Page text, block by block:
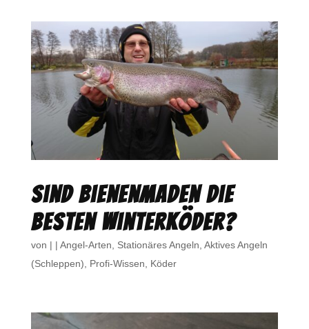
Sind Bienenmaden die
besten Winterköder?
von | | Angel-Arten, Stationäres Angeln, Aktives Angeln
(Schleppen), Profi-Wissen, Köder